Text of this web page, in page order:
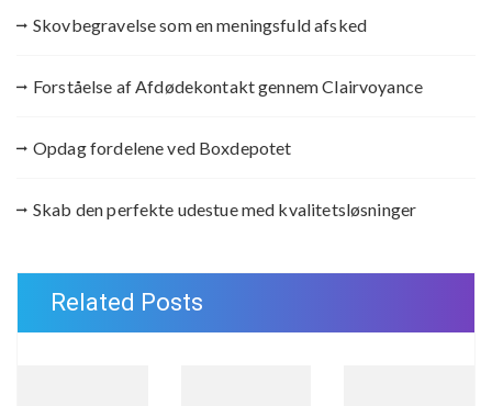
Skovbegravelse som en meningsfuld afsked
Forståelse af Afdødekontakt gennem Clairvoyance
Opdag fordelene ved Boxdepotet
Skab den perfekte udestue med kvalitetsløsninger
Related Posts